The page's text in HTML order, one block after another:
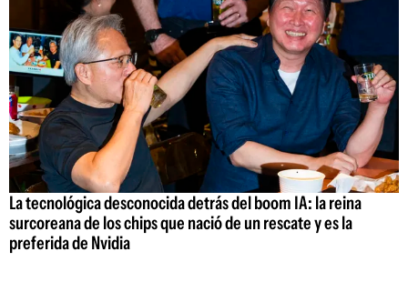
La tecnológica desconocida detrás del boom IA: la reina
surcoreana de los chips que nació de un rescate y es la
preferida de Nvidia